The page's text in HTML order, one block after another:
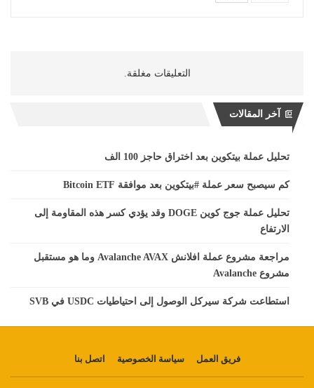
التعليقات مغلقة.
آخر المقالات
تحليل عملة بيتكوين بعد اختراق حاجز 100 الف
كم سيصبح سعر عملة #بيتكوين بعد موافقة Bitcoin ETF
تحليل عملة جوج كوين DOGE وقد يؤدي كسر هذه المقاومة إلى
الارتفاع
مراجعة مشروع عملة افلانش Avalanche AVAX وما هو مستقبل
مشروع Avalanche
استطاعت شركة سيركل الوصول إلى احتياطيات USDC في SVB
فريق العمل سياسة الخصوصية اتصل بنا